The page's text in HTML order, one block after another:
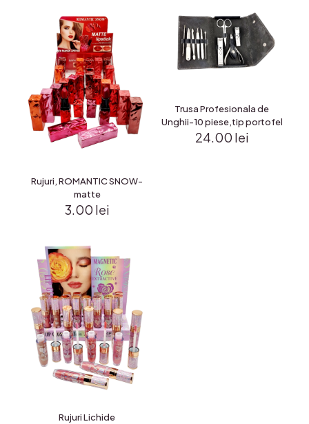
Rujuri, ROMANTIC SNOW-
matte
3.00 lei
Trusa Profesionala de
Unghii-10 piese,tip portofel
24.00 lei
Rujuri Lichide